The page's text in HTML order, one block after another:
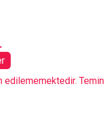
edilememektedir. Temin